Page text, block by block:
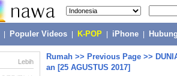
Populer Videos K-POP iPhone
Lebih
Rumah >> Previous Page >>
an [25 AGUSTUS 2017]